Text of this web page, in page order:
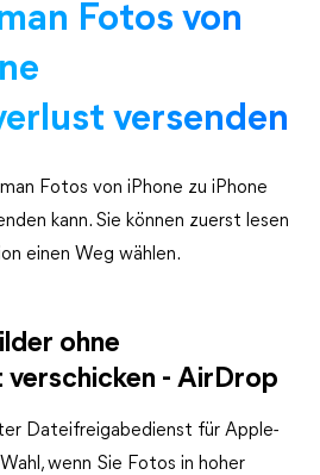
Fotos von
versenden
Fotos von iPhone zu iPhone
kann. Sie können zuerst lesen
einen Weg wählen.
ohne
- AirDrop
Dateifreigabedienst für Apple-
wenn Sie Fotos in hoher